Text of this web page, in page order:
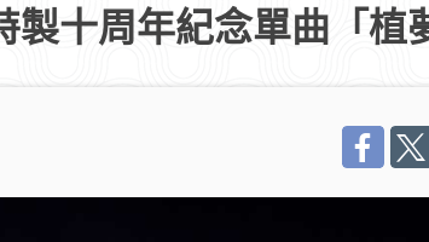
製十周年紀念單曲「植